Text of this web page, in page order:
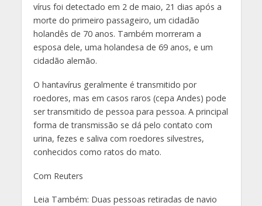
vírus foi detectado em 2 de maio, 21 dias após a
morte do primeiro passageiro, um cidadão
holandês de 70 anos. Também morreram a
esposa dele, uma holandesa de 69 anos, e um
cidadão alemão.
O hantavírus geralmente é transmitido por
roedores, mas em casos raros (cepa Andes) pode
ser transmitido de pessoa para pessoa. A principal
forma de transmissão se dá pelo contato com
urina, fezes e saliva com roedores silvestres,
conhecidos como ratos do mato.
Com Reuters
Leia Também: Duas pessoas retiradas de navio